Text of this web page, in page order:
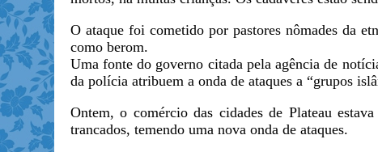
O ataque foi cometido por pastores nômades da
como berom.
Uma fonte do governo citada pela agência de
da polícia atribuem a onda de ataques a “grupos
Ontem, o comércio das cidades de Plateau
trancados, temendo uma nova onda de ataques.